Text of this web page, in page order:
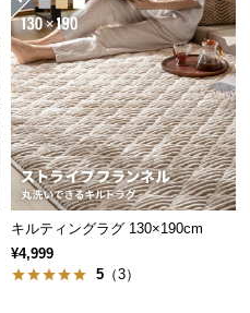
美しく
たり、ディスプレイを
間に欠かせない機能で
キルティングラグ 130×190cm
¥4,999
5 （3）